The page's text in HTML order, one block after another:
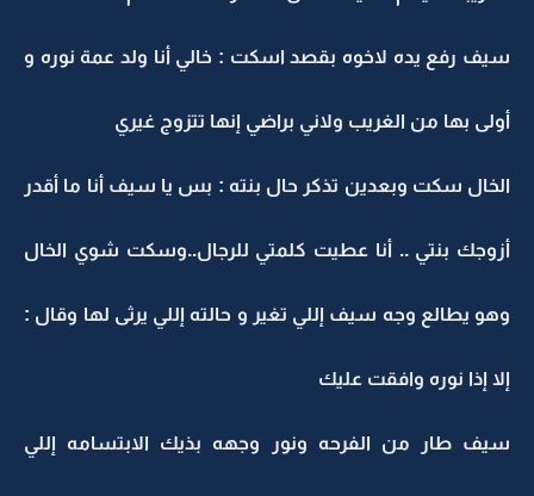
سيف رفع يده لاخوه بقصد اسكت : خالي أنا ولد عمة نوره و
أولى بها من الغريب ولاني براضي إنها تتزوج غيري
الخال سكت وبعدين تذكر حال بنته : بس يا سيف أنا ما أقدر
أزوجك بنتي .. أنا عطيت كلمتي للرجال..وسكت شوي الخال
وهو يطالع وجه سيف إللي تغير و حالته إللي يرثى لها وقال :
إلا إذا نوره وافقت عليك
سيف طار من الفرحه ونور وجهه بذيك الابتسامه إللي